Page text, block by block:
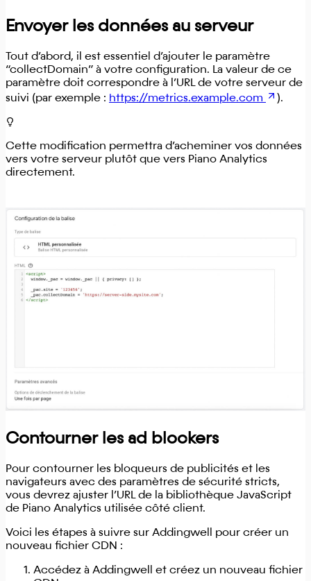
Envoyer les données au serveur
Tout d’abord, il est essentiel d’ajouter le paramètre
“collectDomain” à votre configuration. La valeur de ce
paramètre doit correspondre à l’URL de votre serveur de
suivi (par exemple : https://metrics.example.com ).
Cette modification permettra d’acheminer vos données
vers votre serveur plutôt que vers Piano Analytics
directement.
Contourner les ad blockers
Pour contourner les bloqueurs de publicités et les
navigateurs avec des paramètres de sécurité stricts,
vous devrez ajuster l’URL de la bibliothèque JavaScript
de Piano Analytics utilisée côté client.
Voici les étapes à suivre sur Addingwell pour créer un
nouveau fichier CDN :
Accédez à Addingwell et créez un nouveau fichier